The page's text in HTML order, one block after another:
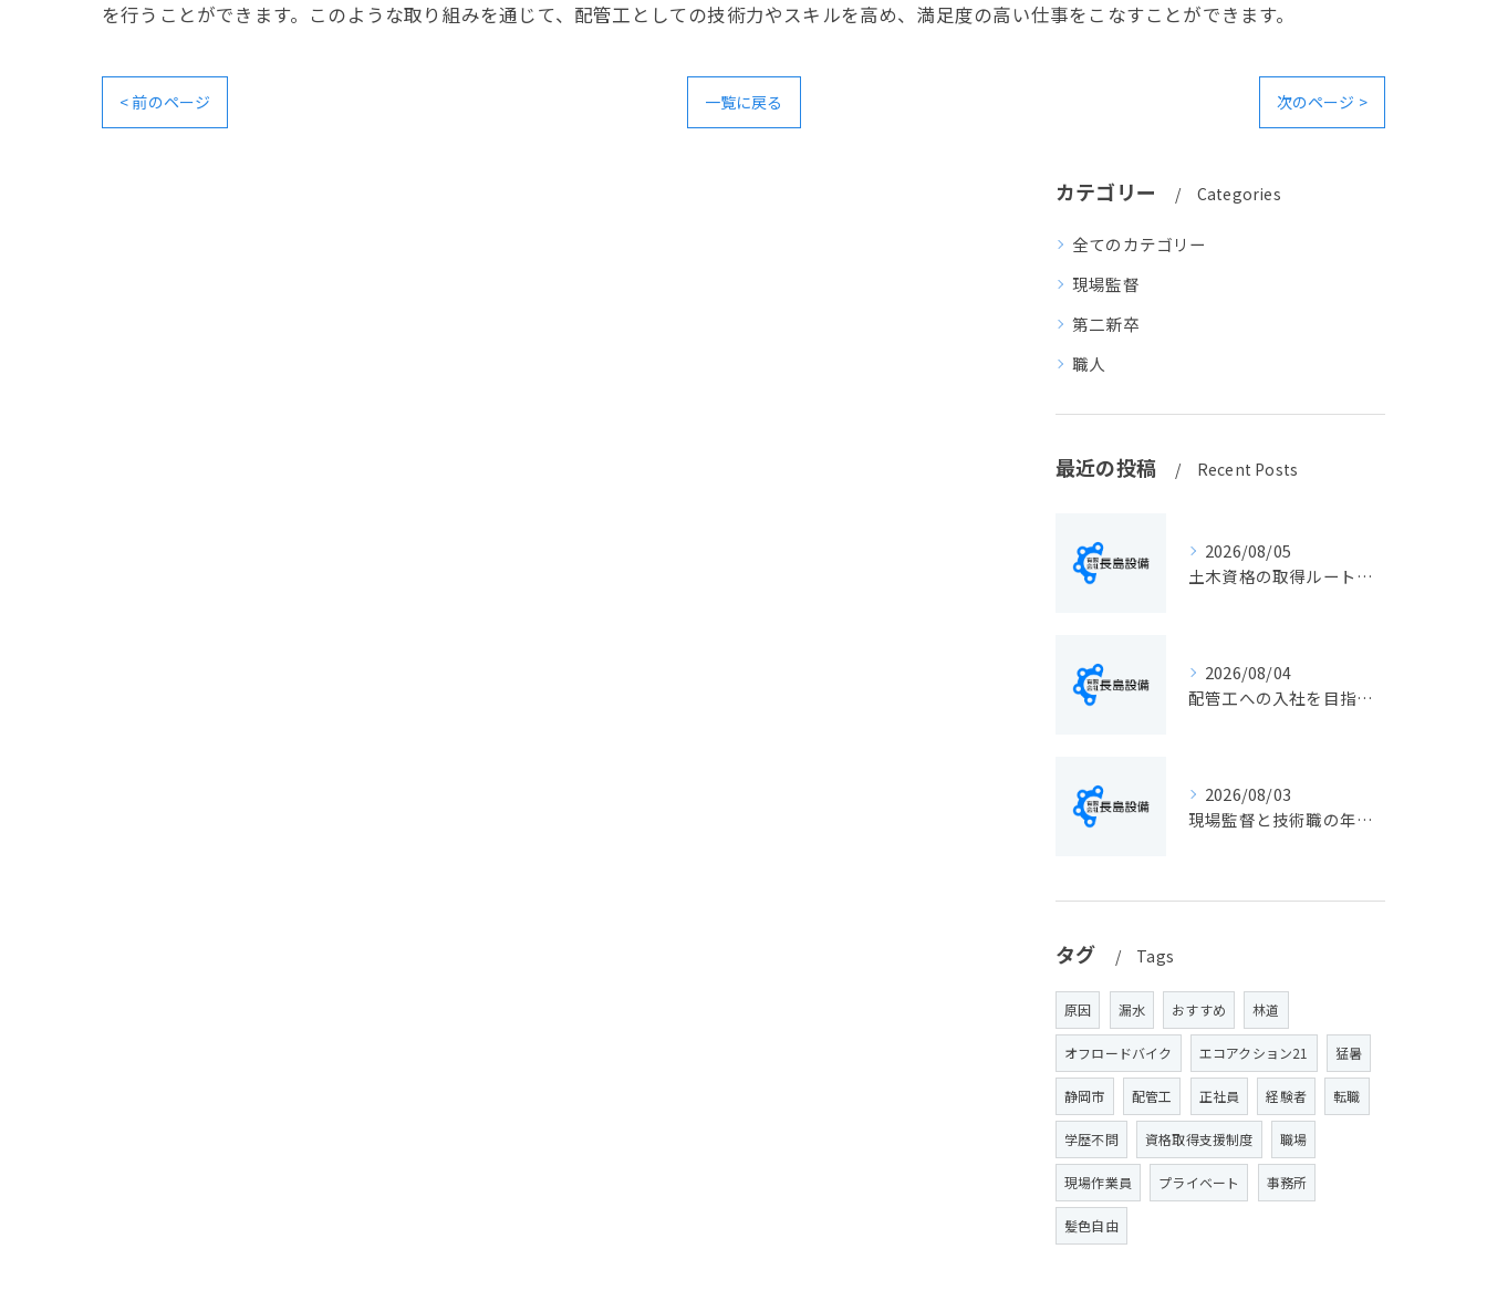
を行うことができます。このような取り組みを通じて、配管工としての技術力やスキルを高め、満足度の高い仕事をこなすことができます。
< 前のページ 一覧に戻る 次のページ >
カテゴリー Categories
全てのカテゴリー
現場監督
第二新卒
職人
最近の投稿 Recent Posts
2026/08/05
土木資格の取得ルートや静岡県静岡市でのキャリアアップ戦略を現実的に解説
2026/08/04
配管工への入社を目指す方へ静岡県静岡市で仕事選びと成長のステップ徹底ガイド
2026/08/03
現場監督と技術職の年収目安やキャリア展望を静岡県静岡市で徹底比較
タグ Tags
原因 漏水 おすすめ 林道
オフロードバイク エコアクション21 猛暑
静岡市 配管工 正社員 経験者 転職
学歴不問 資格取得支援制度 職場
現場作業員 プライベート 事務所
髪色自由